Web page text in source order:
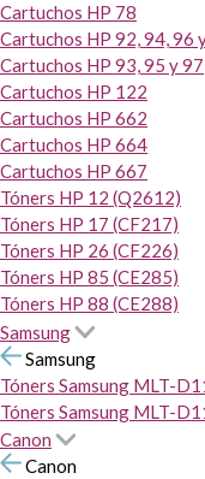
Cartuchos HP 78
Cartuchos HP 92, 94, 96
Cartuchos HP 93, 95 y 97
Cartuchos HP 122
Cartuchos HP 662
Cartuchos HP 664
Cartuchos HP 667
Tóners HP 12 (Q2612)
Tóners HP 17 (CF217)
Tóners HP 26 (CF226)
Tóners HP 85 (CE285)
Tóners HP 88 (CE288)
Samsung
Samsung
Tóners Samsung MLT-
Tóners Samsung MLT-
Canon
Canon